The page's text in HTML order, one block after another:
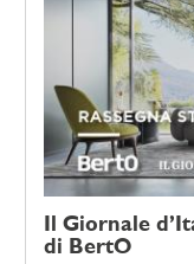
Il Giornale
di BertO